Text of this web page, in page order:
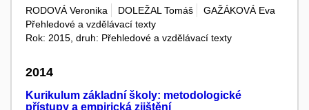
RODOVÁ Veronika DOLEŽAL Tomáš
GAŽÁKOVÁ Eva
Přehledové a vzdělávací texty
Rok: 2015, druh: Přehledové a vzdělávací texty
2014
Kurikulum základní školy: metodologické
přístupy a empirická zjištění